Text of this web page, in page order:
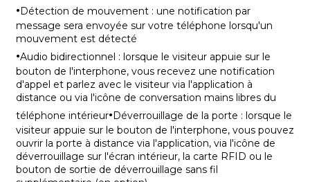
·Détection de mouvement : une notification par
message sera envoyée sur votre téléphone lorsqu'un
mouvement est détecté
·Audio bidirectionnel : lorsque le visiteur appuie sur le
bouton de l'interphone, vous recevez une notification
d'appel et parlez avec le visiteur via l'application à
distance ou via l'icône de conversation mains libres du
téléphone intérieur·Déverrouillage de la porte : lorsque le
visiteur appuie sur le bouton de l'interphone, vous pouvez
ouvrir la porte à distance via l'application, via l'icône de
déverrouillage sur l'écran intérieur, la carte RFID ou le
bouton de sortie de déverrouillage sans fil